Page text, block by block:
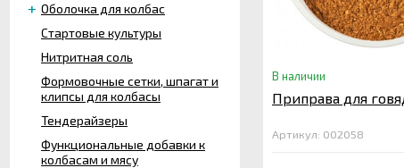
Оболочка для колбас
Стартовые культуры
Нитритная соль
Формовочные сетки, шпагат и
клипсы для колбасы
Тендерайзеры
Функциональные добавки к
колбасам и мясу
В наличии
Приправа для
Артикул: 002058